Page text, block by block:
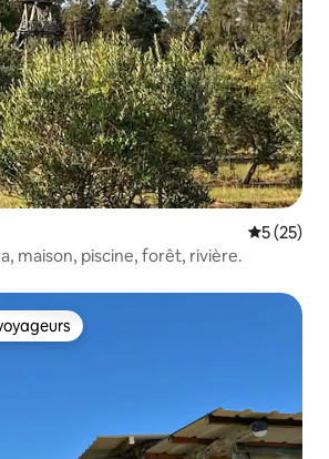
5 (25)
maison, piscine, forêt, rivière.
les plus appréciés